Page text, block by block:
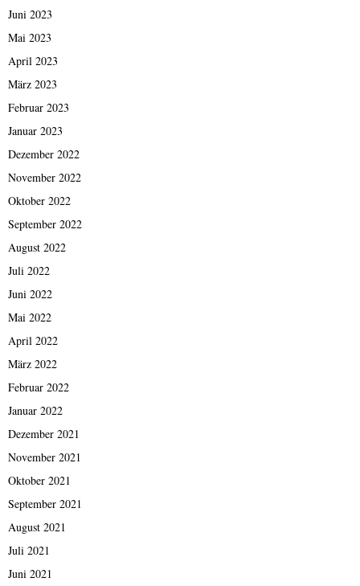
Juni 2023
Mai 2023
April 2023
März 2023
Februar 2023
Januar 2023
Dezember 2022
November 2022
Oktober 2022
September 2022
August 2022
Juli 2022
Juni 2022
Mai 2022
April 2022
März 2022
Februar 2022
Januar 2022
Dezember 2021
November 2021
Oktober 2021
September 2021
August 2021
Juli 2021
Juni 2021